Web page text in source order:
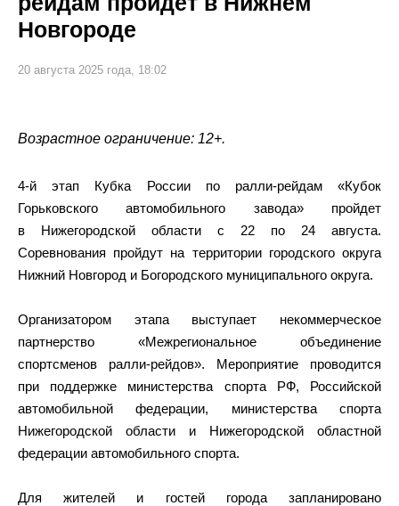
Новгороде
20 августа 2025 года, 18:02
Возрастное ограничение: 12+.
4-й этап Кубка России по ралли-рейдам «Кубок
Горьковского автомобильного завода» пройдет
в Нижегородской области с 22 по 24 августа.
Соревнования пройдут на территории городского округа
Нижний Новгород и Богородского муниципального округа.
Организатором этапа выступает некоммерческое
партнерство «Межрегиональное объединение
спортсменов ралли-рейдов». Мероприятие проводится
при поддержке министерства спорта РФ, Российской
автомобильной федерации, министерства спорта
Нижегородской области и Нижегородской областной
федерации автомобильного спорта.
Для жителей и гостей города запланировано